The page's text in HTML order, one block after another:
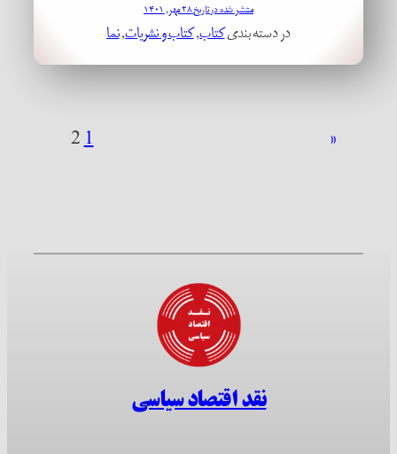
منتشر شده در تاریخ ۲۸ مهر, ۱۴۰۱
در دسته بندیکتاب, کتاب و نشریات, نما
«
1
2
نقد اقتصاد سیاسی